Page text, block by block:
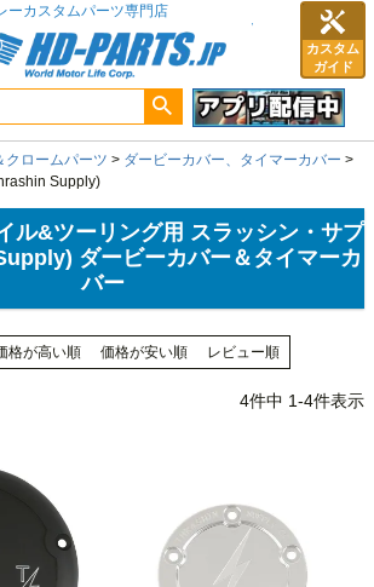
カスタム
ガイド
クロームパーツ
ダービーカバー、タイマーカバー
Supply)
ル&ツーリング用 スラッシン・サプ
ダービーカバー＆タイマーカ
バー
格が高い順 価格が安い順 レビュー順
4件中 1-4件表示